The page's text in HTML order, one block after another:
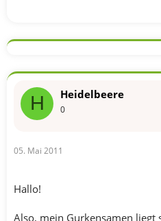
H Heidelbeere
0
05. Mai 2011
Hallo!
Also, mein Gurkensamen